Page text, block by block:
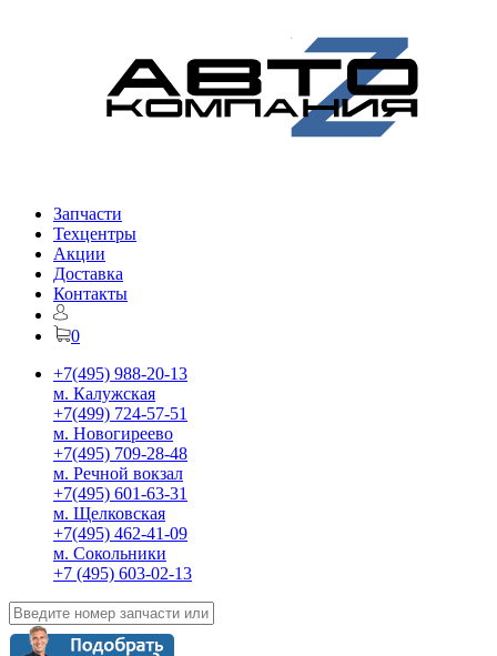
Запчасти
Техцентры
Акции
Доставка
Контакты
0
+7(495) 988-20-13
м. Калужская
+7(499) 724-57-51
м. Новогиреево
+7(495) 709-28-48
м. Речной вокзал
+7(495) 601-63-31
м. Щелковская
+7(495) 462-41-09
м. Сокольники
+7 (495) 603-02-13